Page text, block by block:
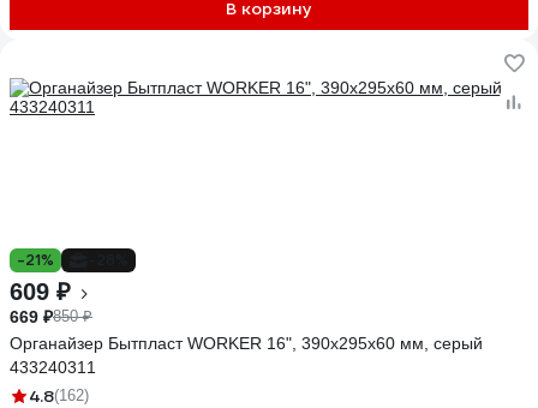
В корзину
-21%
609 ₽
669 ₽850 ₽
Органайзер Бытпласт WORKER 16", 390х295х60 мм, серый
433240311
4.8(162)